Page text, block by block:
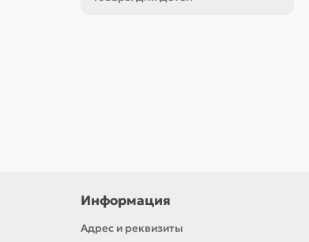
Информация
Адрес и реквизиты